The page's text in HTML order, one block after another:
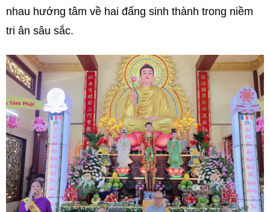
nhau hướng tâm về hai đấng sinh thành trong niềm
tri ân sâu sắc.